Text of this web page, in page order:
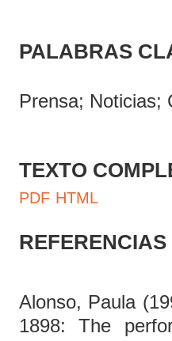
PALABRAS
Prensa; Noticias;
TEXTO
PDF HTML
REFERENCIAS
Alonso, Paula
1898: The